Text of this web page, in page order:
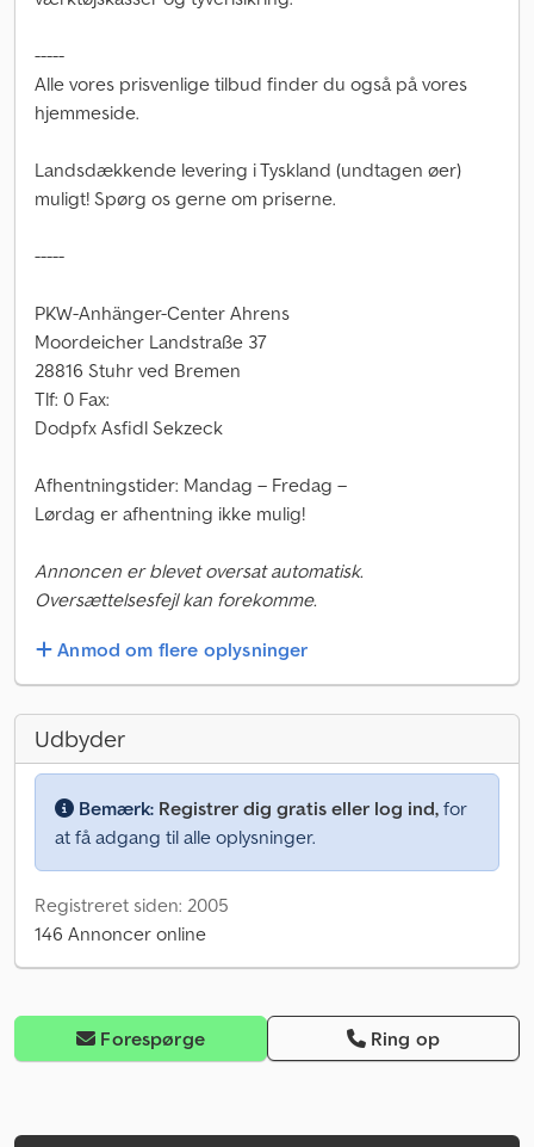
-----
Alle vores prisvenlige tilbud finder du også på vores
hjemmeside.
Landsdækkende levering i Tyskland (undtagen øer)
muligt! Spørg os gerne om priserne.
-----
PKW-Anhänger-Center Ahrens
Moordeicher Landstraße 37
28816 Stuhr ved Bremen
Tlf: 0 Fax:
Dodpfx Asfidl Sekzeck
Afhentningstider: Mandag – Fredag –
Lørdag er afhentning ikke mulig!
Annoncen er blevet oversat automatisk.
Oversættelsesfejl kan forekomme.
Anmod om flere oplysninger
Udbyder
Bemærk: Registrer dig gratis eller log ind, for
at få adgang til alle oplysninger.
Registreret siden: 2005
146 Annoncer online
Forespørge Ring op